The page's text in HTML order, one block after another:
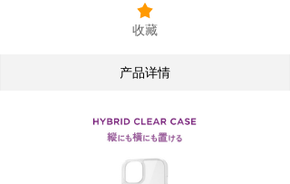
끄
收藏
产品详情